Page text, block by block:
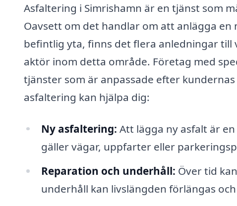
Asfaltering i Simrishamn är en tjänst som
Oavsett om det handlar om att anlägga
befintlig yta, finns det flera anledningar
aktör inom detta område. Företag med
tjänster som är anpassade efter
asfaltering kan hjälpa dig:
Ny asfaltering: Att lägga ny asfalt är
gäller vägar, uppfarter eller
Reparation och underhåll: Över tid
underhåll kan livslängden förlängas